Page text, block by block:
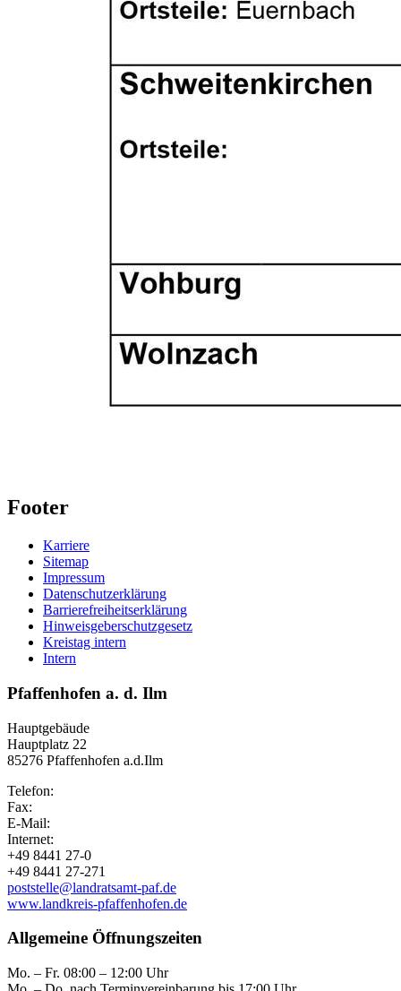
Footer
Karriere
Sitemap
Impressum
Datenschutzerklärung
Barrierefreiheitserklärung
Hinweisgeberschutzgesetz
Kreistag intern
Intern
Pfaffenhofen a. d. Ilm
Hauptgebäude
Hauptplatz 22
85276 Pfaffenhofen a.d.Ilm
Telefon:
Fax:
E-Mail:
Internet:
+49 8441 27-0
+49 8441 27-271
poststelle@landratsamt-paf.de
www.landkreis-pfaffenhofen.de
Allgemeine Öffnungszeiten
Mo. – Fr. 08:00 – 12:00 Uhr